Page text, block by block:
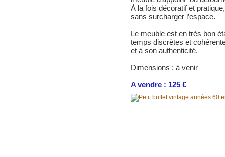
À la fois décoratif et
sans surcharger l’espace.
Le meuble est en très bon
temps discrètes et
et à son authenticité.
Dimensions : à venir
A vendre : 125 €